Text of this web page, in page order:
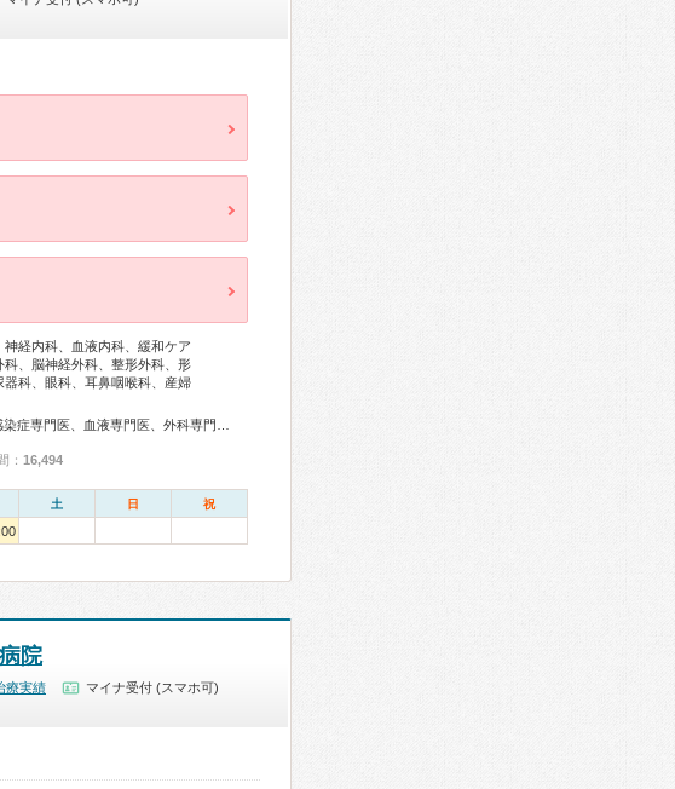
経内科、血液内科、緩和ケア
科、脳神経外科、整形外科、形
科、眼科、耳鼻咽喉科、産婦
16,494
土 日 祝
院
療実績
マイナ受付 (スマホ可)